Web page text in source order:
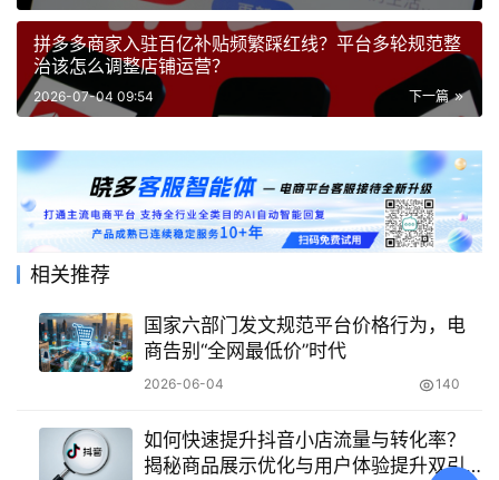
拼多多商家入驻百亿补贴频繁踩红线？平台多轮规范整
治该怎么调整店铺运营？
下一篇
2026-07-04 09:54
相关推荐
国家六部门发文规范平台价格行为，电
商告别“全网最低价”时代
2026-06-04 140
如何快速提升抖音小店流量与转化率？
揭秘商品展示优化与用户体验提升双引